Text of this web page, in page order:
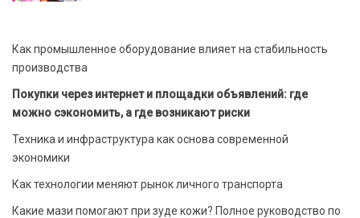
Как промышленное оборудование влияет на стабильность
производства
Покупки через интернет и площадки объявлений: где
можно сэкономить, а где возникают риски
Техника и инфраструктура как основа современной
экономики
Как технологии меняют рынок личного транспорта
Какие мази помогают при зуде кожи? Полное руководство по